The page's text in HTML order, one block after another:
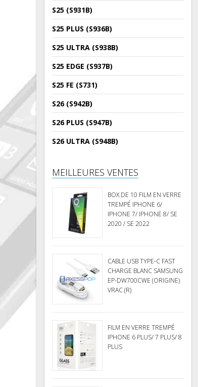
S25 (S931B)
S25 PLUS (S936B)
S25 ULTRA (S938B)
S25 EDGE (S937B)
S25 FE (S731)
S26 (S942B)
S26 PLUS (S947B)
S26 ULTRA (S948B)
MEILLEURES VENTES
BOX DE 10 FILM EN VERRE
TREMPÉ IPHONE 6/
IPHONE 7/ IPHONE 8/ SE
2020 / SE 2022
CABLE USB TYPE-C FAST
CHARGE BLANC SAMSUNG
EP-DW700CWE (ORIGINE)
VRAC (R)
FILM EN VERRE TREMPÉ
IPHONE 6 PLUS/ 7 PLUS/ 8
PLUS